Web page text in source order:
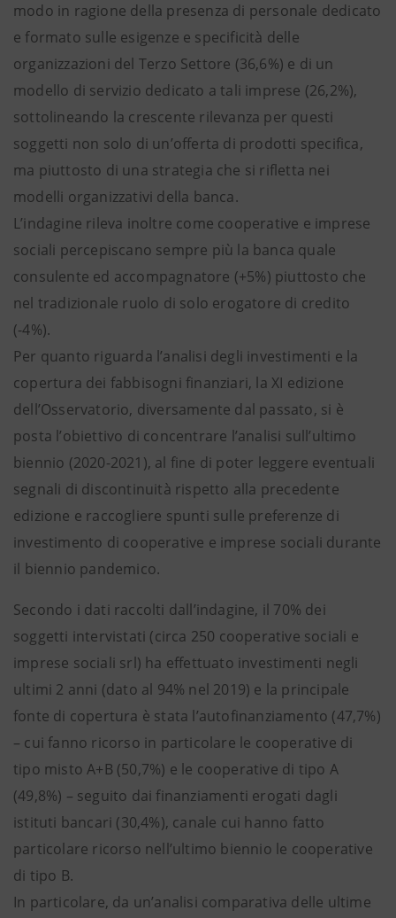
modo in ragione della presenza di personale dedicato
e formato sulle esigenze e specificità delle
organizzazioni del Terzo Settore (36,6%) e di un
modello di servizio dedicato a tali imprese (26,2%),
sottolineando la crescente rilevanza per questi
soggetti non solo di un’offerta di prodotti specifica,
ma piuttosto di una strategia che si rifletta nei
modelli organizzativi della banca.
L’indagine rileva inoltre come cooperative e imprese
sociali percepiscano sempre più la banca quale
consulente ed accompagnatore (+5%) piuttosto che
nel tradizionale ruolo di solo erogatore di credito
(-4%).
Per quanto riguarda l’analisi degli investimenti e la
copertura dei fabbisogni finanziari, la XI edizione
dell’Osservatorio, diversamente dal passato, si è
posta l’obiettivo di concentrare l’analisi sull’ultimo
biennio (2020-2021), al fine di poter leggere eventuali
segnali di discontinuità rispetto alla precedente
edizione e raccogliere spunti sulle preferenze di
investimento di cooperative e imprese sociali durante
il biennio pandemico.
Secondo i dati raccolti dall’indagine, il 70% dei
soggetti intervistati (circa 250 cooperative sociali e
imprese sociali srl) ha effettuato investimenti negli
ultimi 2 anni (dato al 94% nel 2019) e la principale
fonte di copertura è stata l’autofinanziamento (47,7%)
– cui fanno ricorso in particolare le cooperative di
tipo misto A+B (50,7%) e le cooperative di tipo A
(49,8%) – seguito dai finanziamenti erogati dagli
istituti bancari (30,4%), canale cui hanno fatto
particolare ricorso nell’ultimo biennio le cooperative
di tipo B.
In particolare, da un’analisi comparativa delle ultime